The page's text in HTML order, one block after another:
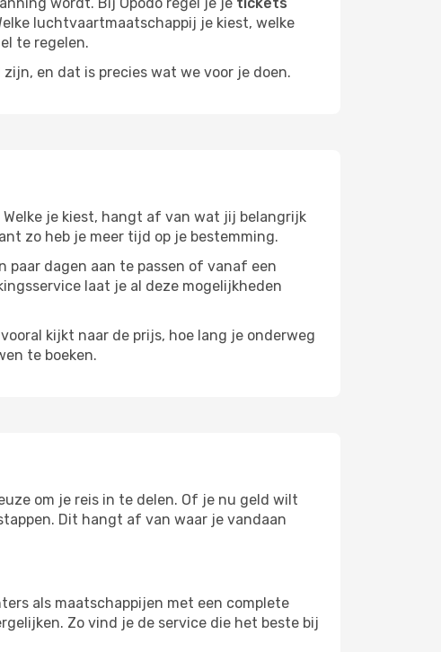
luchtvaartmaatschappij je kiest, welke
te regelen.
en dat is precies wat we voor je doen.
je kiest, hangt af van wat jij belangrijk
zo heb je meer tijd op je bestemming.
paar dagen aan te passen of vanaf een
laat je al deze mogelijkheden
kijkt naar de prijs, hoe lang je onderweg
te boeken.
om je reis in te delen. Of je nu geld wilt
Dit hangt af van waar je vandaan
als maatschappijen met een complete
Zo vind je de service die het beste bij